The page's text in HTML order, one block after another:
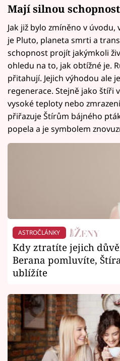
Mají silnou
Jak již bylo zmíněno v
je Pluto, planeta smrti a
schopnost projít jakýmkoli
ohledu na to, jak obtížné je.
přitahují. Jejich výhodou ale
regenerace. Stejně jako štíři
vysoké teploty nebo
přiřazuje Štírům bájného
popela a je symbolem
ASTROČLÁNKY
Kdy ztratíte jejich
Berana pomluvíte,
ublížíte